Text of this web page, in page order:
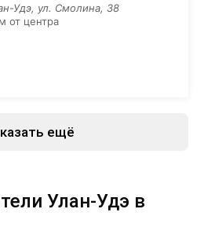
Удэ, ул. Смолина, 38
от центра
ещё
Улан-Удэ в